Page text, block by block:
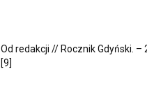
Od redakcji // Rocznik Gdyński. –
[9]